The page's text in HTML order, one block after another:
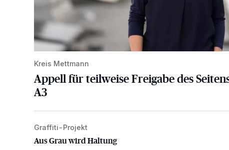
Kreis Mettmann
Appell für teilweise Freigabe des
A3
Aus Grau wird Haltung
Graffiti-Projekt
Aus Grau wird Haltung